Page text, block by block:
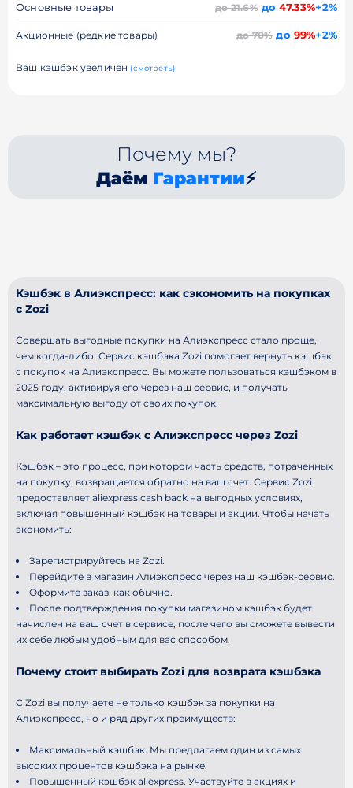
Основные товары до 21.6% до 47.33%+2%
Акционные (редкие товары) до 70% до 99%+2%
Ваш кэшбэк увеличен (смотреть)
Почему мы?
Даём Гарантии⚡
Кэшбэк в Алиэкспресс: как сэкономить на покупках
с Zozi
Совершать выгодные покупки на Алиэкспресс стало проще,
чем когда-либо. Сервис кэшбэка Zozi помогает вернуть кэшбэк
с покупок на Алиэкспресс. Вы можете пользоваться кэшбэком в
2025 году, активируя его через наш сервис, и получать
максимальную выгоду от своих покупок.
Как работает кэшбэк с Алиэкспресс через Zozi
Кэшбэк – это процесс, при котором часть средств, потраченных
на покупку, возвращается обратно на ваш счет. Сервис Zozi
предоставляет aliexpress cash back на выгодных условиях,
включая повышенный кэшбэк на товары и акции. Чтобы начать
экономить:
Зарегистрируйтесь на Zozi.
Перейдите в магазин Алиэкспресс через наш кэшбэк-сервис.
Оформите заказ, как обычно.
После подтверждения покупки магазином кэшбэк будет
начислен на ваш счет в сервисе, после чего вы сможете вывести
их себе любым удобным для вас способом.
Почему стоит выбирать Zozi для возврата кэшбэка
С Zozi вы получаете не только кэшбэк за покупки на
Алиэкспресс, но и ряд других преимуществ:
Максимальный кэшбэк. Мы предлагаем один из самых
высоких процентов кэшбэка на рынке.
Повышенный кэшбэк aliexpress. Участвуйте в акциях и